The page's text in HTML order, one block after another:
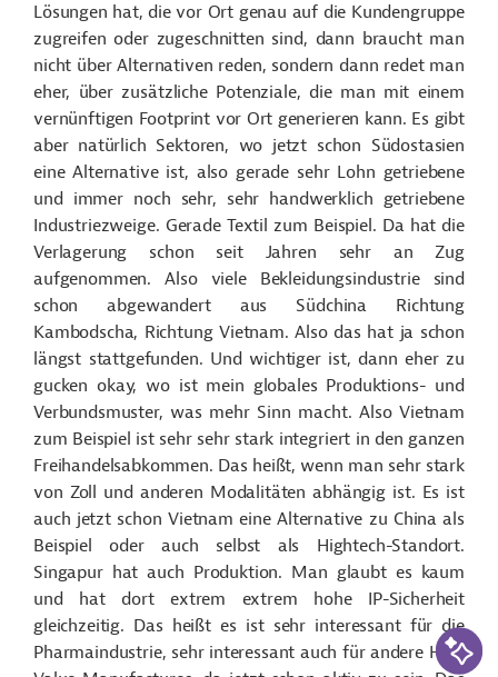
Lösungen hat, die vor Ort genau auf die Kundengruppe
zugreifen oder zugeschnitten sind, dann braucht man
nicht über Alternativen reden, sondern dann redet man
eher, über zusätzliche Potenziale, die man mit einem
vernünftigen Footprint vor Ort generieren kann. Es gibt
aber natürlich Sektoren, wo jetzt schon Südostasien
eine Alternative ist, also gerade sehr Lohn getriebene
und immer noch sehr, sehr handwerklich getriebene
Industriezweige. Gerade Textil zum Beispiel. Da hat die
Verlagerung schon seit Jahren sehr an Zug
aufgenommen. Also viele Bekleidungsindustrie sind
schon abgewandert aus Südchina Richtung
Kambodscha, Richtung Vietnam. Also das hat ja schon
längst stattgefunden. Und wichtiger ist, dann eher zu
gucken okay, wo ist mein globales Produktions- und
Verbundsmuster, was mehr Sinn macht. Also Vietnam
zum Beispiel ist sehr sehr stark integriert in den ganzen
Freihandelsabkommen. Das heißt, wenn man sehr stark
von Zoll und anderen Modalitäten abhängig ist. Es ist
auch jetzt schon Vietnam eine Alternative zu China als
Beispiel oder auch selbst als Hightech-Standort.
Singapur hat auch Produktion. Man glaubt es kaum
und hat dort extrem extrem hohe IP-Sicherheit
gleichzeitig. Das heißt es ist sehr interessant für die
Pharmaindustrie, sehr interessant auch für andere High
KI-